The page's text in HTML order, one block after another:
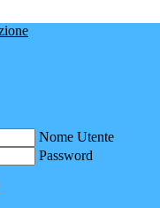
Nome Utente
Password